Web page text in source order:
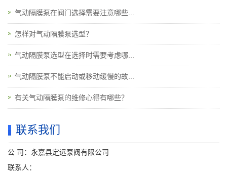
气动隔膜泵在阀门选择需要注意哪些...
怎样对气动隔膜泵选型？
气动隔膜泵选型在选择时需要考虑哪...
气动隔膜泵不能启动或移动缓慢的故...
有关气动隔膜泵的维修心得有哪些？
联系我们
公 司：永嘉县定远泵阀有限公司
联系人：